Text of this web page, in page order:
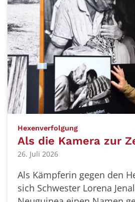
Hexenverfolgung:
Als die Kamera zur
26. Juli 2026
Als Kämpferin gegen den
sich Schwester Lorena